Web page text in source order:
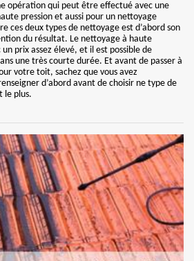
opération qui peut être effectué avec une
pression et aussi pour un nettoyage
ces deux types de nettoyage est d’abord son
du résultat. Le nettoyage à haute
prix assez élevé, et il est possible de
une très courte durée. Et avant de passer à
votre toit, sachez que vous avez
d’abord avant de choisir ne type de
le plus.